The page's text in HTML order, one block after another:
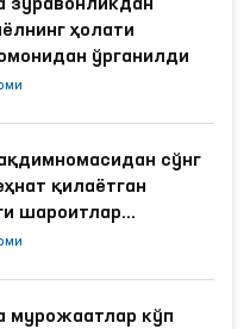
зўравонликдан
ҳолати
ўрганилди
сўнг
қилаётган
шароитлар
мурожаатлар кўп